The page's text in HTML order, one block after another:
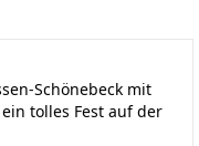
Schönebeck mit
tolles Fest auf der